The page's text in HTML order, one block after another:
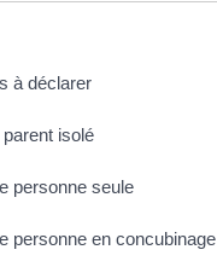
à déclarer
isolé
personne seule
personne en concubinage